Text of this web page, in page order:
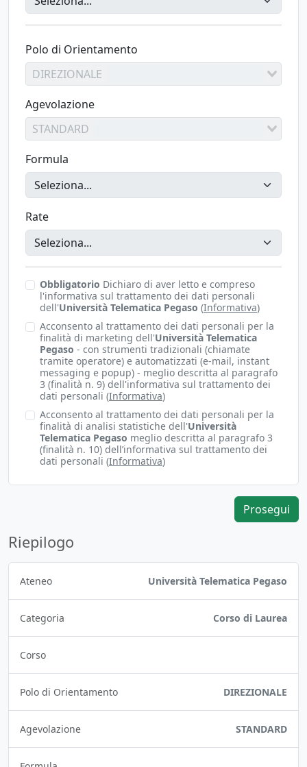
Polo di Orientamento
DIREZIONALE
Agevolazione
STANDARD
Formula
Rate
Obbligatorio Dichiaro di aver letto e compreso
l'informativa sul trattamento dei dati personali
dell'Università Telematica Pegaso (Informativa)
Acconsento al trattamento dei dati personali per la
finalità di marketing dell'Università Telematica
Pegaso - con strumenti tradizionali (chiamate
tramite operatore) e automatizzati (e-mail, instant
messaging e popup) - meglio descritta al paragrafo
3 (finalità n. 9) dell'informativa sul trattamento dei
dati personali (Informativa)
Acconsento al trattamento dei dati personali per la
finalità di analisi statistiche dell'Università
Telematica Pegaso meglio descritta al paragrafo 3
(finalità n. 10) dell’informativa sul trattamento dei
dati personali (Informativa)
Prosegui
Riepilogo
Ateneo Università Telematica Pegaso
Categoria Corso di Laurea
Corso
Polo di Orientamento DIREZIONALE
Agevolazione STANDARD